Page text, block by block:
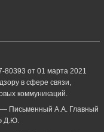
от 01 марта 2021
в сфере связи,
коммуникаций.
Письменный А.А. Главный
Д.Ю.